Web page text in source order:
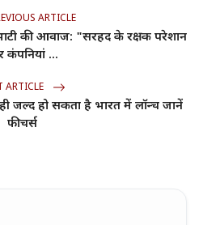
ARTICLE
की आवाज: "सरहद के रक्षक परेशान
...
ARTICLE
जल्द हो सकता है भारत में लॉन्च जानें
फीचर्स